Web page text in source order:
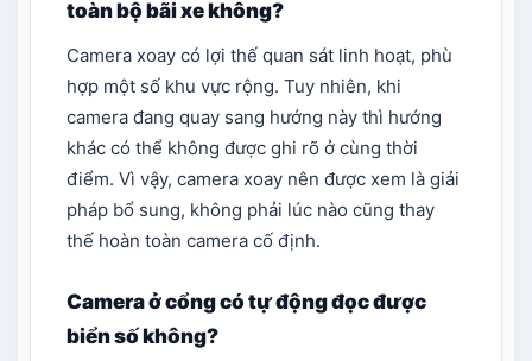
toàn bộ bãi xe không?
Camera xoay có lợi thế quan sát linh hoạt, phù
hợp một số khu vực rộng. Tuy nhiên, khi
camera đang quay sang hướng này thì hướng
khác có thể không được ghi rõ ở cùng thời
điểm. Vì vậy, camera xoay nên được xem là giải
pháp bổ sung, không phải lúc nào cũng thay
thế hoàn toàn camera cố định.
Camera ở cổng có tự động đọc được
biển số không?